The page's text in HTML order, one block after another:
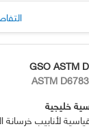
GSO ASTM
ASTM
خليجية
لأنابيب خرسانة